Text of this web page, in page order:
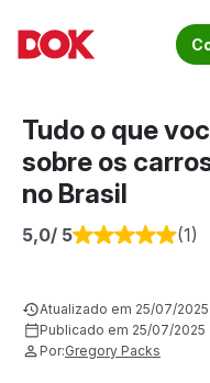
content
Acesse o Blog e
Fique por dentro de
Conheça informações
Tudo o que
sobre os
no Brasil
5,0/ 5 (1)
Atualizado em 25/07/2025
Publicado em 25/07/2025
Por:Gregory Packs